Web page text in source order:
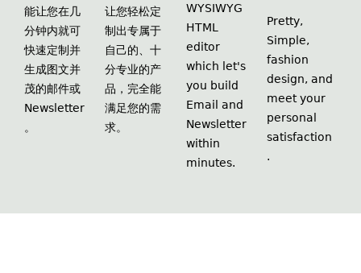
能让您在几
分钟内就可
快速定制并
生成图文并
茂的邮件或
Newsletter
。
让您轻松定
制出专属于
自己的、十
分专业的产
品，完全能
满足您的需
求。
WYSIWYG
HTML
editor
which let's
you build
Email and
Newsletter
within
minutes.
Pretty,
Simple,
fashion
design, and
meet your
personal
satisfaction
.